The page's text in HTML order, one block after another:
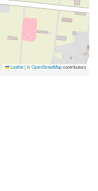
Leaflet|©OpenStreetMapcontributors